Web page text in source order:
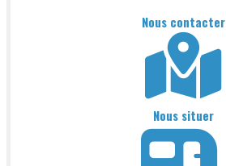
Nous contacter
Nous situer